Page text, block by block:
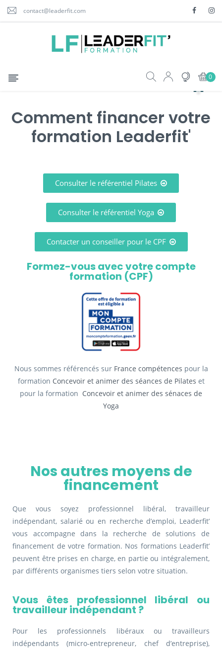
contact@leaderfit.com
Basculer
☰ 0
Comment financer votre
formation Leaderfit'
Consulter le référentiel Pilates
Consulter le référentiel Yoga
Contacter un conseiller pour le CPF
Formez-vous avec votre compte
formation (CPF)
Nous sommes référencés sur France compétences pour la
formation Concevoir et animer des séances de Pilates et
pour la formation Concevoir et animer des sénaces de
Yoga
Nos autres moyens de
financement
Que vous soyez professionnel libéral, travailleur
indépendant, salarié ou en recherche d’emploi, Leaderfit’
vous accompagne dans la recherche de solutions de
financement de votre formation. Nos formations Leaderfit’
peuvent être prises en charge, en partie ou intégralement,
par différents organismes tiers selon votre situation.
Vous êtes professionnel libéral ou
travailleur indépendant ?
Pour les professionnels libéraux ou travailleurs
indépendants (micro-entrepreneur, chef d’entreprise),